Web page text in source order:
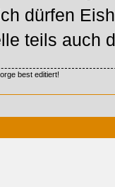
dürfen
teils auch
best editiert!